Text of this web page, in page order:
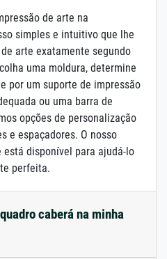
de arte na
simples e intuitivo que lhe
arte exatamente segundo
uma moldura, determine
por um suporte de impressão
ou uma barra de
opções de personalização
e espaçadores. O nosso
disponível para ajudá-lo
perfeita.
caberá na minha